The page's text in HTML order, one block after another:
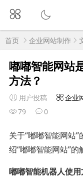
首页 企业网站制作
嘟嘟智能网站
方法？
用户投稿 企业
79
0
关于“嘟嘟智能网站
绍“嘟嘟智能网站”的
嘟嘟智能机器人使用